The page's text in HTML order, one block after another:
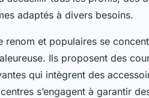
adaptés à divers besoins.
renom et populaires se
Ils proposent des
qui intègrent des
s’engagent à garantir